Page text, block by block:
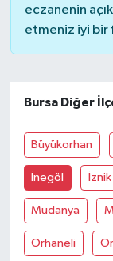
eczanenin
etmeniz iyi bir
Bursa Diğer
Büyükorhan
İnegöl İznik
Mudanya
Orhaneli